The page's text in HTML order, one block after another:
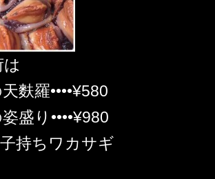
麩羅••••¥580
盛り••••¥980
持ちワカサギ